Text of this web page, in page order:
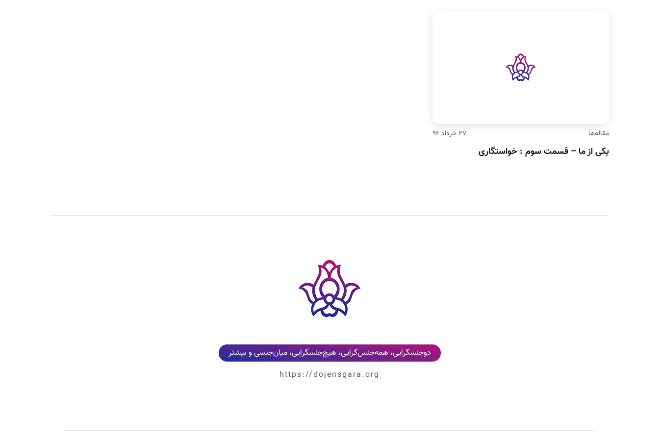
مقاله‌ها ۲۷ خرداد ۹۶
یکی از ما – قسمت سوم : خواستگاری
دوجنسگرایی، همه‌جنس‌گرایی، هیچ‌جنسگرایی، میان‌جنسی و بیشتر
https://dojensgara.org